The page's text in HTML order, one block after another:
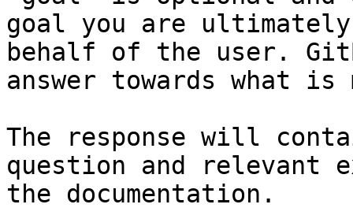
goal you are
behalf of the user.
answer towards what
The response will
question and relevant
the documentation.